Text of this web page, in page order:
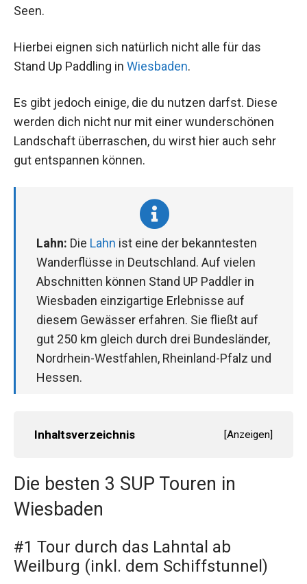
Seen.
Hierbei eignen sich natürlich nicht alle für das
Stand Up Paddling in Wiesbaden.
Es gibt jedoch einige, die du nutzen darfst. Diese
werden dich nicht nur mit einer wunderschönen
Landschaft überraschen, du wirst hier auch sehr
gut entspannen können.
Lahn: Die Lahn ist eine der bekanntesten
Wanderflüsse in Deutschland. Auf vielen
Abschnitten können Stand UP Paddler in
Wiesbaden einzigartige Erlebnisse auf
diesem Gewässer erfahren. Sie fließt auf
gut 250 km gleich durch drei Bundesländer,
Nordrhein-Westfahlen, Rheinland-Pfalz und
Hessen.
Inhaltsverzeichnis [Anzeigen]
Die besten 3 SUP Touren in
Wiesbaden
#1 Tour durch das Lahntal ab
Weilburg (inkl. dem Schiffstunnel)